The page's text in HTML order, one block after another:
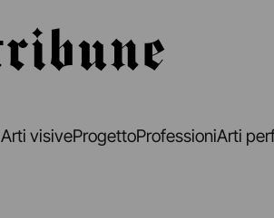
Arti visiveProgettoProfessioniArti